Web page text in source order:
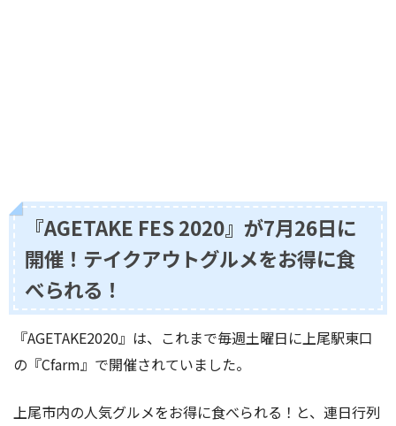
『AGETAKE FES 2020』が7月26日に
開催！テイクアウトグルメをお得に食
べられる！
『AGETAKE2020』は、これまで毎週土曜日に上尾駅東口
の『Cfarm』で開催されていました。
上尾市内の人気グルメをお得に食べられる！と、連日行列